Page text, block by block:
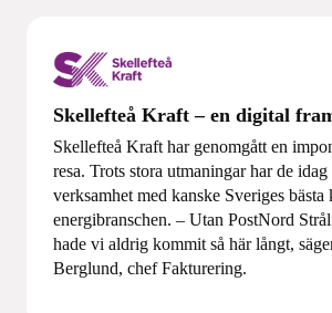
Skellefteå Kraft – en digital
Skellefteå Kraft har genomgått en
resa. Trots stora utmaningar har de
verksamhet med kanske Sveriges bästa
energibranschen. – Utan PostNord
hade vi aldrig kommit så här långt,
Berglund, chef Fakturering.